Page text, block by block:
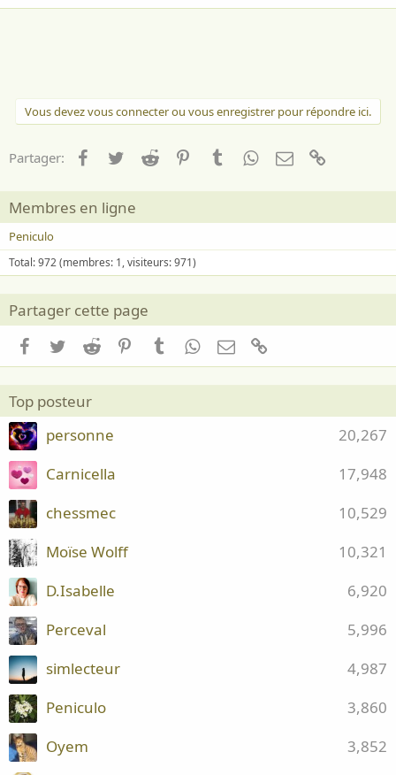
Vous devez vous connecter ou vous enregistrer pour répondre ici.
Partager: Facebook
TwitterReddit PinterestTumblrWhatsApp
Email
Membres en ligne
Peniculo
Total: 972 (membres: 1, visiteurs: 971)
Partager cette page
Facebook
TwitterReddit PinterestTumblrWhatsApp
Email
Top posteur
20,267
personne
17,948
Carnicella
10,529
chessmec
10,321
Moïse Wolff
6,920
D.Isabelle
5,996
Perceval
4,987
simlecteur
3,860
Peniculo
3,852
Oyem